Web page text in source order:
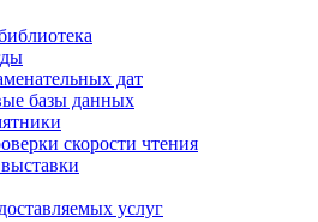
дат
базы данных
скорости чтения
услуг